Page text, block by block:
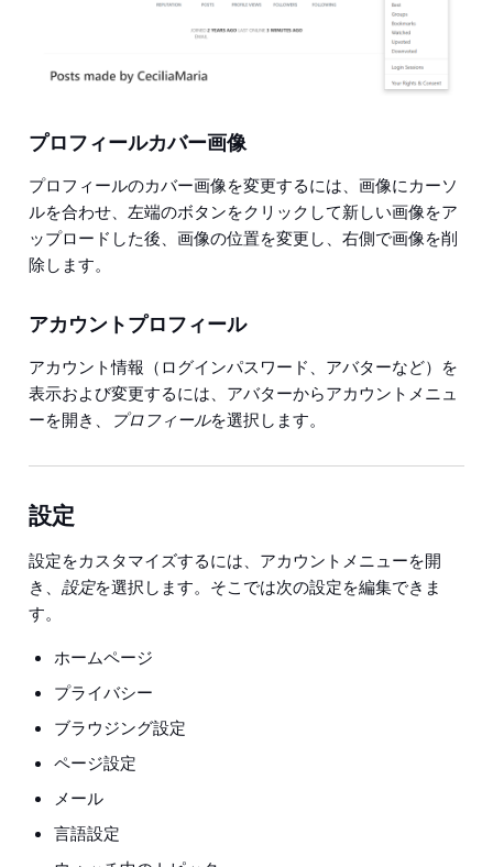
プロフィールカバー画像
プロフィールのカバー画像を変更するには、画像にカーソ
ルを合わせ、左端のボタンをクリックして新しい画像をア
ップロードした後、画像の位置を変更し、右側で画像を削
除します。
アカウントプロフィール
アカウント情報（ログインパスワード、アバターなど）を
表示および変更するには、アバターからアカウントメニュ
ーを開き、
プロフィールを選択します。
設定
設定をカスタマイズするには、アカウントメニューを開
き、 設定を選択します。そこでは次の設定を編集できま
す。
ホームページ
プライバシー
ブラウジング設定
ページ設定
メール
言語設定